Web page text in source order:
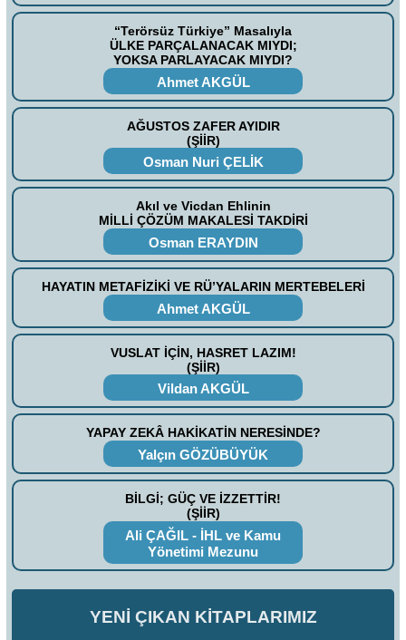
“Terörsüz Türkiye” Masalıyla
ÜLKE PARÇALANACAK MIYDI;
YOKSA PARLAYACAK MIYDI?
Ahmet AKGÜL
AĞUSTOS ZAFER AYIDIR
(ŞİİR)
Osman Nuri ÇELİK
Akıl ve Vicdan Ehlinin
MİLLİ ÇÖZÜM MAKALESİ TAKDİRİ
Osman ERAYDIN
HAYATIN METAFİZİKİ VE RÜ’YALARIN MERTEBELERİ
Ahmet AKGÜL
VUSLAT İÇİN, HASRET LAZIM!
(ŞİİR)
Vildan AKGÜL
YAPAY ZEKÂ HAKİKATİN NERESİNDE?
Yalçın GÖZÜBÜYÜK
BİLGİ; GÜÇ VE İZZETTİR!
(ŞİİR)
Ali ÇAĞIL - İHL ve Kamu
Yönetimi Mezunu
YENİ ÇIKAN KİTAPLARIMIZ